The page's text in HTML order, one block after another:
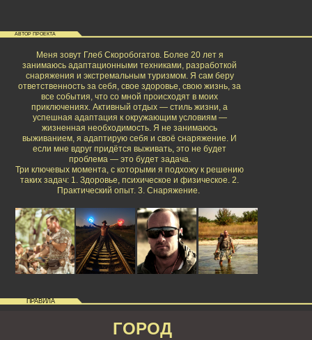
АВТОР ПРОЕКТА
Меня зовут Глеб Скоробогатов. Более 20 лет я
занимаюсь адаптационными техниками, разработкой
снаряжения и экстремальным туризмом. Я сам беру
ответственность за себя, свое здоровье, свою жизнь, за
все события, что со мной происходят в моих
приключениях. Активный отдых — стиль жизни, а
успешная адаптация к окружающим условиям —
жизненная необходимость. Я не занимаюсь
выживанием, я адаптирую себя и своё снаряжение. И
если мне вдруг придётся выживать, это не будет
проблема — это будет задача.
Три ключевых момента, с которыми я подхожу к решению
таких задач: 1. Здоровье, психическое и физическое. 2.
Практический опыт. 3. Снаряжение.
ПРАВИЛА
ГОРОД